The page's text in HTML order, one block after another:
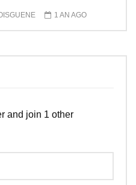
1 AN AGO
and join 1 other